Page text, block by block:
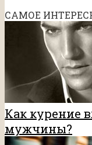
САМОЕ
Как курение
мужчины?